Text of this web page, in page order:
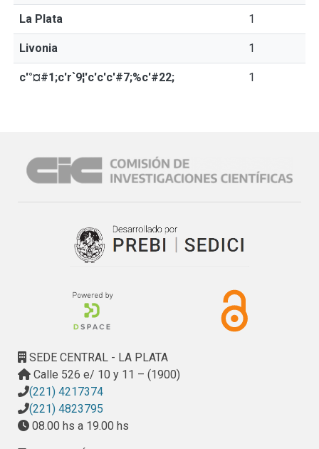
La Plata 1
Livonia 1
c'°¤#1;c'r`9¦'c'c'c'#7;%c'#22; 1
SEDE CENTRAL - LA PLATA
Calle 526 e/ 10 y 11 – (1900)
(221) 4217374
(221) 4823795
08.00 hs a 19.00 hs